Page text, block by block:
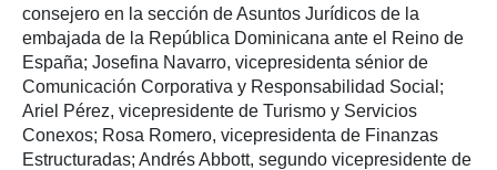
consejero en la sección de Asuntos Jurídicos de la
embajada de la República Dominicana ante el Reino de
España; Josefina Navarro, vicepresidenta sénior de
Comunicación Corporativa y Responsabilidad Social;
Ariel Pérez, vicepresidente de Turismo y Servicios
Conexos; Rosa Romero, vicepresidenta de Finanzas
Estructuradas; Andrés Abbott, segundo vicepresidente de